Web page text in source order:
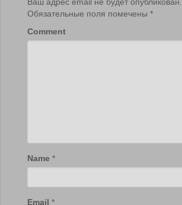
Ваш адрес email не будет опубликован.
Обязательные поля помечены *
Comment
Name *
Email *